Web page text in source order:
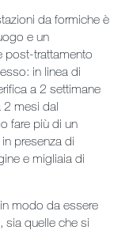
da formiche è
e un
post-trattamento
in linea di
a 2 settimane
2 mesi dal
fare più di un
presenza di
e migliaia di
modo da essere
sia quelle che si